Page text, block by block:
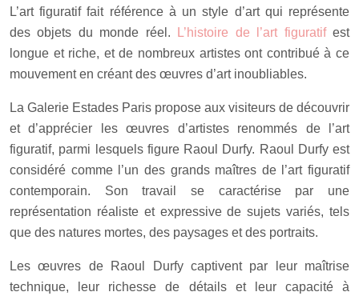
L’art figuratif fait référence à un style d’art qui représente
des objets du monde réel.
L’histoire de l’art figuratifest
longue et riche, et de nombreux artistes ont contribué à ce
mouvement en créant des œuvres d’art inoubliables.
La Galerie Estades Paris propose aux visiteurs de découvrir
et d’apprécier les œuvres d’artistes renommés de l’art
figuratif, parmi lesquels figure Raoul Durfy. Raoul Durfy est
considéré comme l’un des grands maîtres de l’art figuratif
contemporain. Son travail se caractérise par une
représentation réaliste et expressive de sujets variés, tels
que des natures mortes, des paysages et des portraits.
Les œuvres de Raoul Durfy captivent par leur maîtrise
technique, leur richesse de détails et leur capacité à